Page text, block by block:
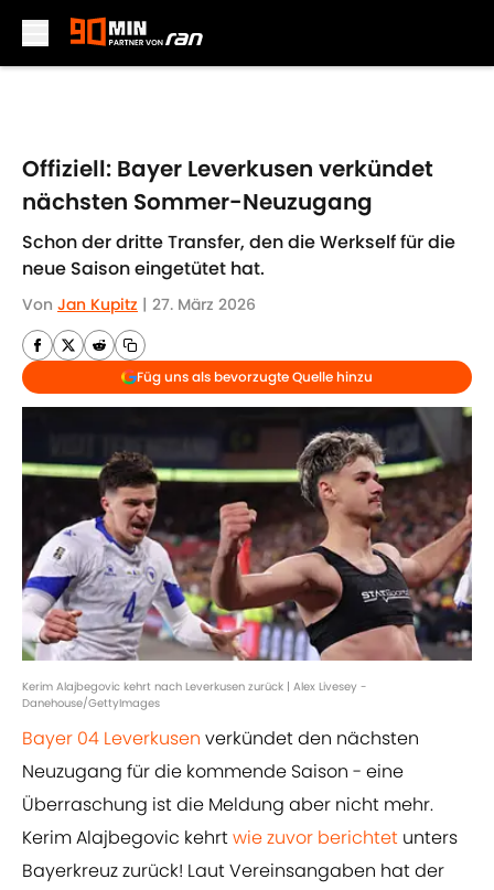
Offiziell: Bayer Leverkusen verkündet
nächsten Sommer-Neuzugang
Schon der dritte Transfer, den die Werkself für die
neue Saison eingetütet hat.
Von Jan Kupitz | 27. März 2026
Füg uns als bevorzugte Quelle hinzu
Kerim Alajbegovic kehrt nach Leverkusen zurück | Alex Livesey -
Danehouse/GettyImages
Bayer 04 Leverkusen verkündet den nächsten
Neuzugang für die kommende Saison - eine
Überraschung ist die Meldung aber nicht mehr.
Kerim Alajbegovic kehrtwie zuvor berichtet unters
Bayerkreuz zurück! Laut Vereinsangaben hat der